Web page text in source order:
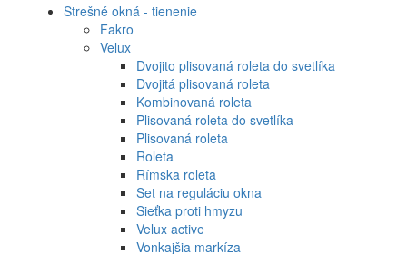
Strešné okná - tienenie
Fakro
Velux
Dvojito plisovaná roleta do svetlíka
Dvojitá plisovaná roleta
Kombinovaná roleta
Plisovaná roleta do svetlíka
Plisovaná roleta
Roleta
Rímska roleta
Set na reguláciu okna
Sieťka proti hmyzu
Velux active
Vonkajšia markíza